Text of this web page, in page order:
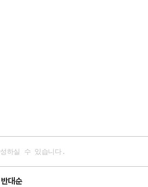
반대순